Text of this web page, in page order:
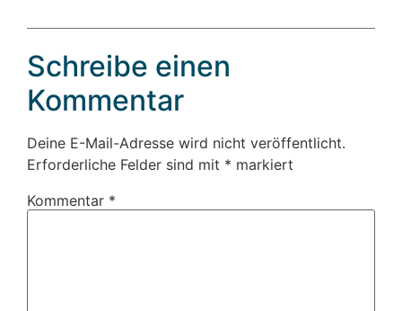
Schreibe einen
Kommentar
Deine E-Mail-Adresse wird nicht veröffentlicht.
Erforderliche Felder sind mit * markiert
Kommentar *